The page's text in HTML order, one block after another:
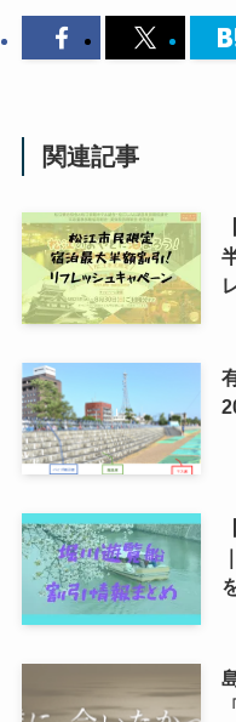
関連記事